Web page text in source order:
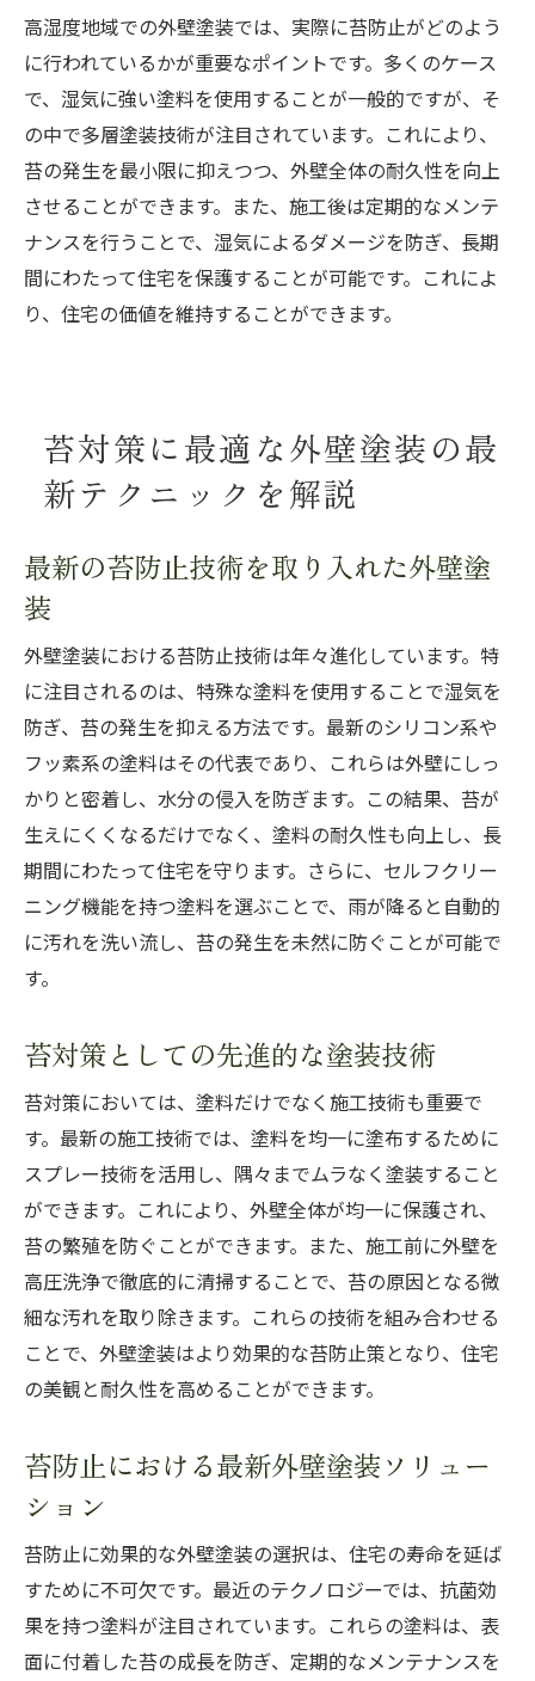
高湿度地域での外壁塗装では、実際に苔防止がどのよう
に行われているかが重要なポイントです。多くのケース
で、湿気に強い塗料を使用することが一般的ですが、そ
の中で多層塗装技術が注目されています。これにより、
苔の発生を最小限に抑えつつ、外壁全体の耐久性を向上
させることができます。また、施工後は定期的なメンテ
ナンスを行うことで、湿気によるダメージを防ぎ、長期
間にわたって住宅を保護することが可能です。これによ
り、住宅の価値を維持することができます。
苔対策に最適な外壁塗装の最
新テクニックを解説
最新の苔防止技術を取り入れた外壁塗
装
外壁塗装における苔防止技術は年々進化しています。特
に注目されるのは、特殊な塗料を使用することで湿気を
防ぎ、苔の発生を抑える方法です。最新のシリコン系や
フッ素系の塗料はその代表であり、これらは外壁にしっ
かりと密着し、水分の侵入を防ぎます。この結果、苔が
生えにくくなるだけでなく、塗料の耐久性も向上し、長
期間にわたって住宅を守ります。さらに、セルフクリー
ニング機能を持つ塗料を選ぶことで、雨が降ると自動的
に汚れを洗い流し、苔の発生を未然に防ぐことが可能で
す。
苔対策としての先進的な塗装技術
苔対策においては、塗料だけでなく施工技術も重要で
す。最新の施工技術では、塗料を均一に塗布するために
スプレー技術を活用し、隅々までムラなく塗装すること
ができます。これにより、外壁全体が均一に保護され、
苔の繁殖を防ぐことができます。また、施工前に外壁を
高圧洗浄で徹底的に清掃することで、苔の原因となる微
細な汚れを取り除きます。これらの技術を組み合わせる
ことで、外壁塗装はより効果的な苔防止策となり、住宅
の美観と耐久性を高めることができます。
苔防止における最新外壁塗装ソリュー
ション
苔防止に効果的な外壁塗装の選択は、住宅の寿命を延ば
すために不可欠です。最近のテクノロジーでは、抗菌効
果を持つ塗料が注目されています。これらの塗料は、表
面に付着した苔の成長を防ぎ、定期的なメンテナンスを